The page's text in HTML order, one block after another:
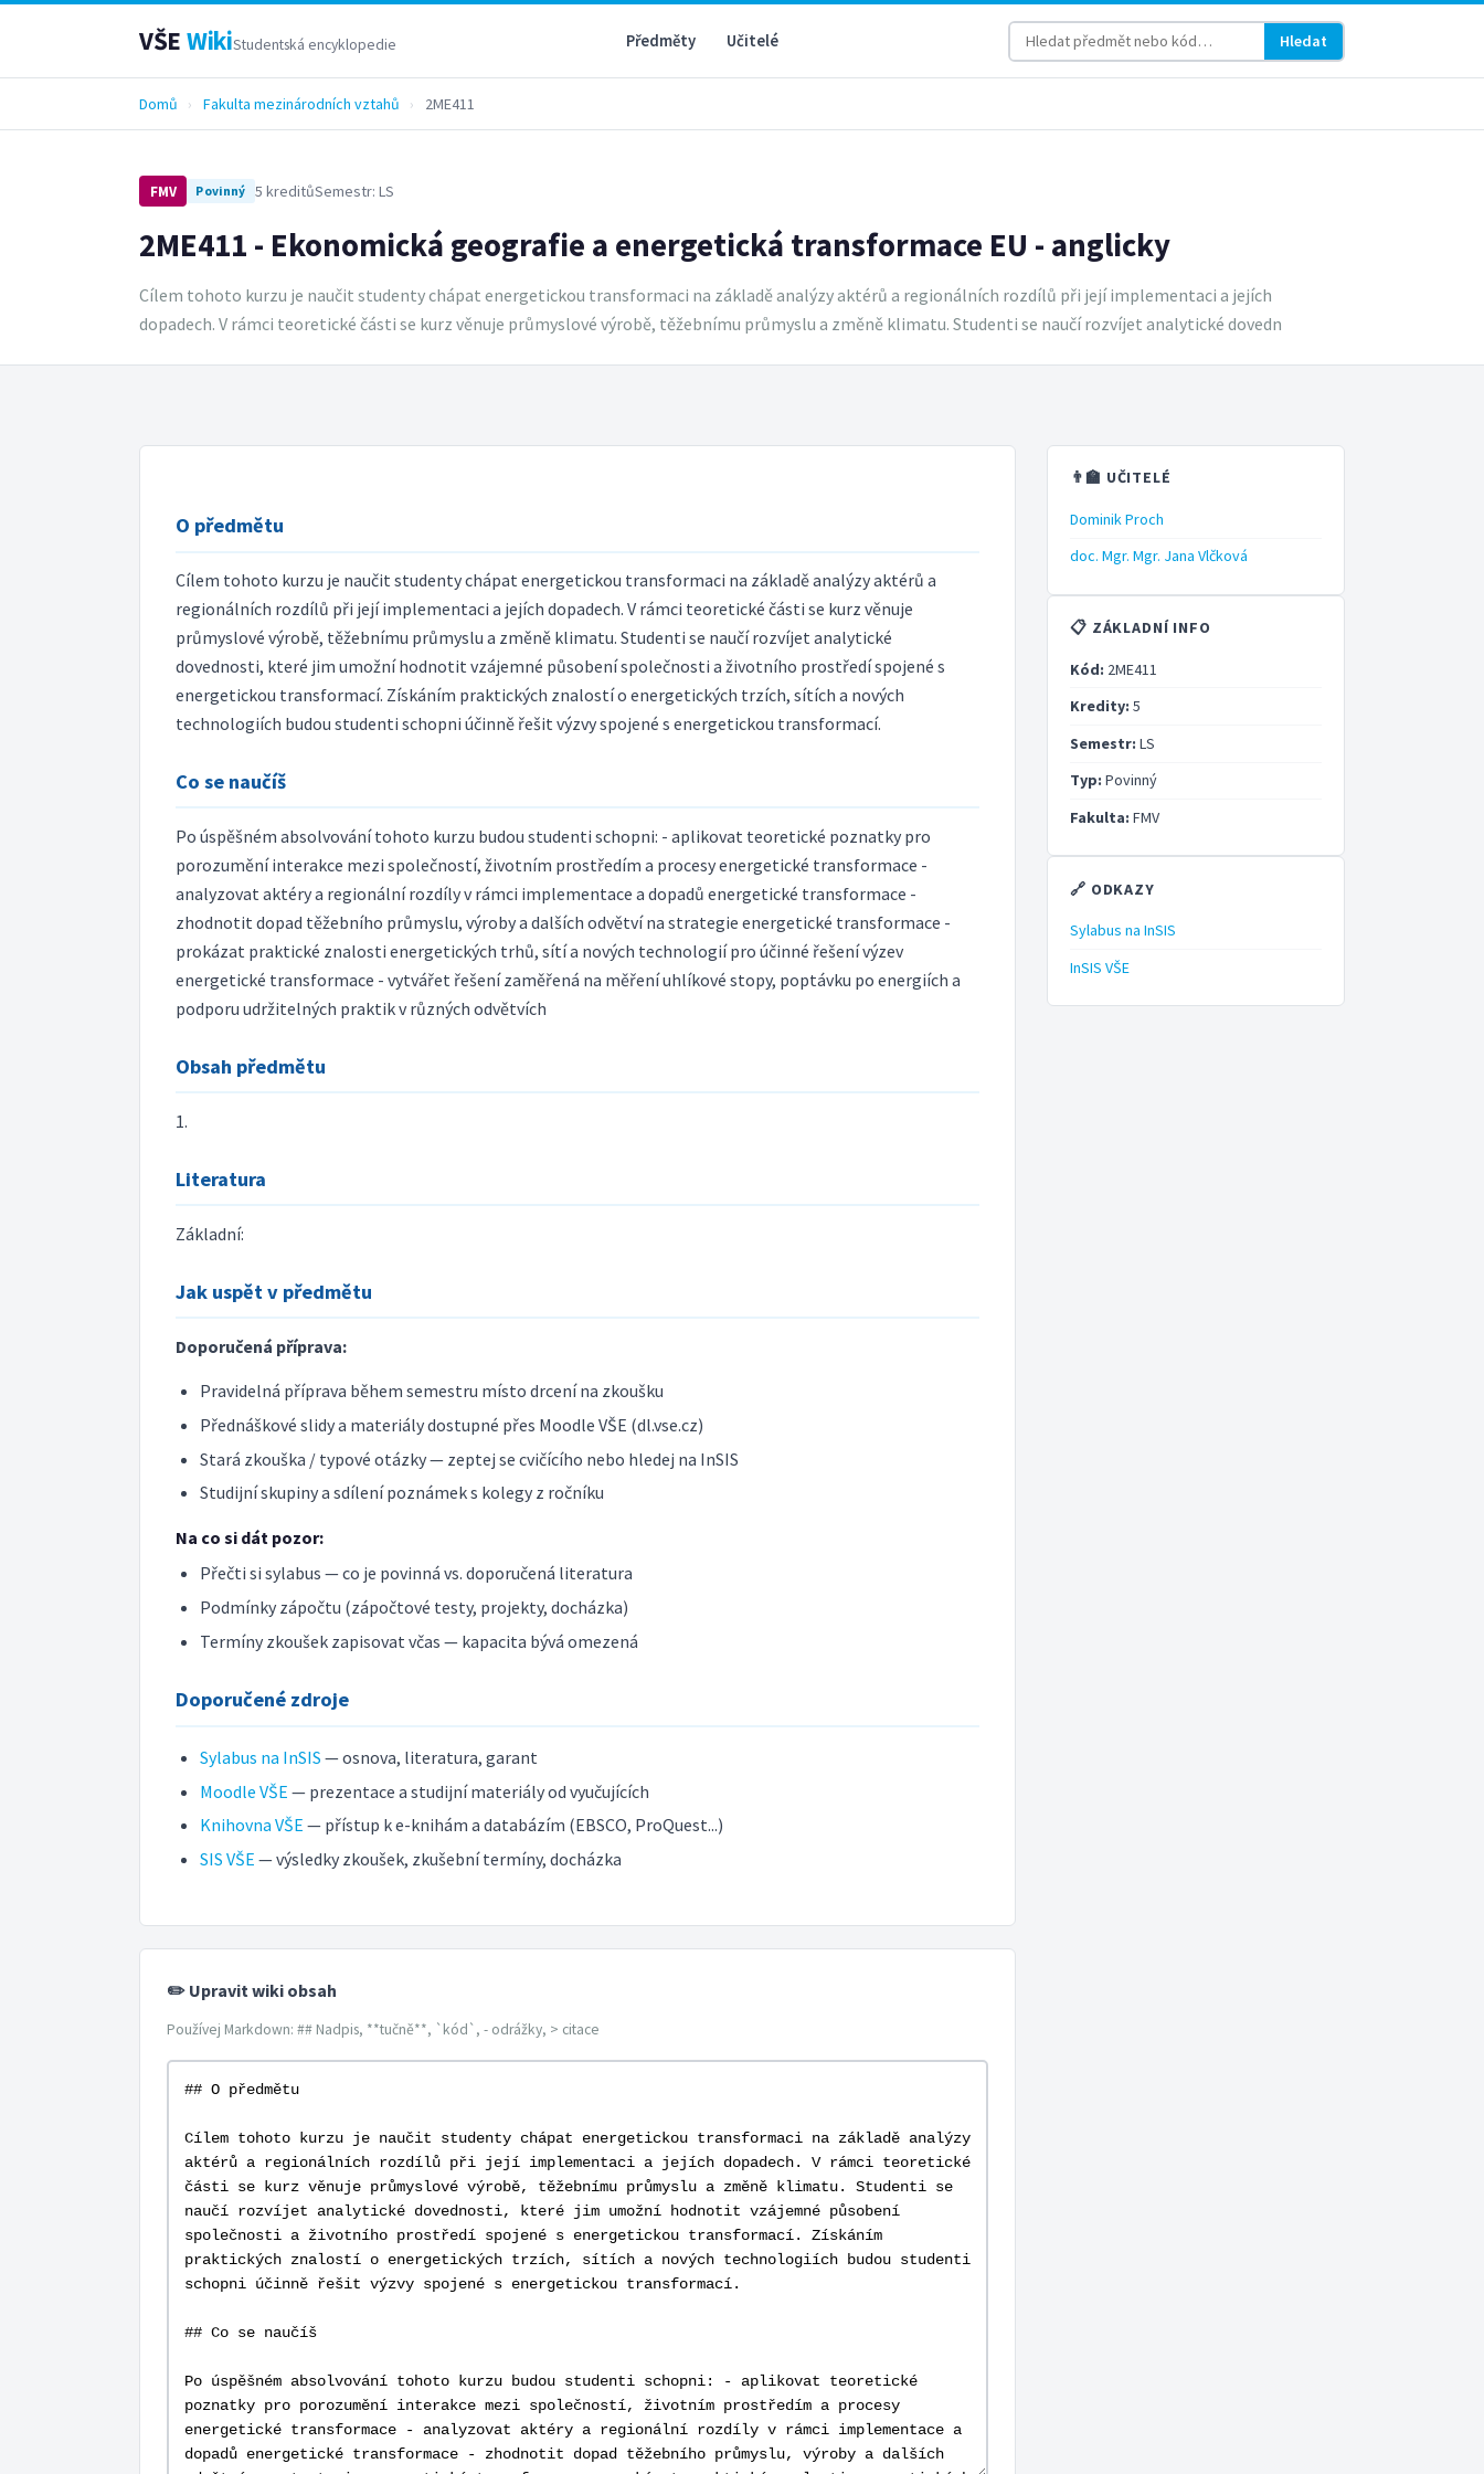
VŠE WikiStudentská encyklopedie Předměty Učitelé Hledat
Domů › Fakulta mezinárodních vztahů › 2ME411
FMV Povinný 5 kreditůSemestr: LS
2ME411 - Ekonomická geografie a energetická transformace EU - anglicky
Cílem tohoto kurzu je naučit studenty chápat energetickou transformaci na základě analýzy aktérů a regionálních rozdílů při její implementaci a jejích
dopadech. V rámci teoretické části se kurz věnuje průmyslové výrobě, těžebnímu průmyslu a změně klimatu. Studenti se naučí rozvíjet analytické dovedn
O předmětu
Cílem tohoto kurzu je naučit studenty chápat energetickou transformaci na základě analýzy aktérů a
regionálních rozdílů při její implementaci a jejích dopadech. V rámci teoretické části se kurz věnuje
průmyslové výrobě, těžebnímu průmyslu a změně klimatu. Studenti se naučí rozvíjet analytické
dovednosti, které jim umožní hodnotit vzájemné působení společnosti a životního prostředí spojené s
energetickou transformací. Získáním praktických znalostí o energetických trzích, sítích a nových
technologiích budou studenti schopni účinně řešit výzvy spojené s energetickou transformací.
Co se naučíš
Po úspěšném absolvování tohoto kurzu budou studenti schopni: - aplikovat teoretické poznatky pro
porozumění interakce mezi společností, životním prostředím a procesy energetické transformace -
analyzovat aktéry a regionální rozdíly v rámci implementace a dopadů energetické transformace -
zhodnotit dopad těžebního průmyslu, výroby a dalších odvětví na strategie energetické transformace -
prokázat praktické znalosti energetických trhů, sítí a nových technologií pro účinné řešení výzev
energetické transformace - vytvářet řešení zaměřená na měření uhlíkové stopy, poptávku po energiích a
podporu udržitelných praktik v různých odvětvích
Obsah předmětu
1.
Literatura
Základní:
Jak uspět v předmětu
Doporučená příprava:
Pravidelná příprava během semestru místo drcení na zkoušku
Přednáškové slidy a materiály dostupné přes Moodle VŠE (dl.vse.cz)
Stará zkouška / typové otázky — zeptej se cvičícího nebo hledej na InSIS
Studijní skupiny a sdílení poznámek s kolegy z ročníku
Na co si dát pozor:
Přečti si sylabus — co je povinná vs. doporučená literatura
Podmínky zápočtu (zápočtové testy, projekty, docházka)
Termíny zkoušek zapisovat včas — kapacita bývá omezená
Doporučené zdroje
Sylabus na InSIS — osnova, literatura, garant
Moodle VŠE — prezentace a studijní materiály od vyučujících
Knihovna VŠE — přístup k e-knihám a databázím (EBSCO, ProQuest...)
SIS VŠE — výsledky zkoušek, zkušební termíny, docházka
✏️ Upravit wiki obsah
Používej Markdown: ## Nadpis, **tučně**, `kód`, - odrážky, > citace
👨‍🏫 UČITELÉ
Dominik Proch
doc. Mgr. Mgr. Jana Vlčková
📋 ZÁKLADNÍ INFO
Kód: 2ME411
Kredity: 5
Semestr: LS
Typ: Povinný
Fakulta: FMV
🔗 ODKAZY
Sylabus na InSIS
InSIS VŠE